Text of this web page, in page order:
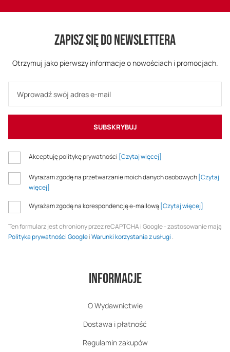
ZAPISZ SIĘ DO NEWSLETTERA
Otrzymuj jako pierwszy informacje o nowościach i promocjach.
SUBSKRYBUJ
Akceptuję politykę prywatności [Czytaj więcej]
Wyrażam zgodę na przetwarzanie moich danych osobowych [Czytaj
więcej]
Wyrażam zgodę na korespondencję e-mailową [Czytaj więcej]
Ten formularz jest chroniony przez reCAPTCHA i Google - zastosowanie mają
Polityka prywatności GoogleiWarunki korzystania z usługi .
Informacje
O Wydawnictwie
Dostawa i płatność
Regulamin zakupów